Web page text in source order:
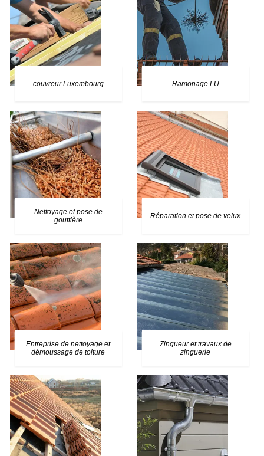
couvreur Luxembourg Ramonage LU
Nettoyage et pose de
gouttière
Réparation et pose de velux
Entreprise de nettoyage et
démoussage de toiture
Zingueur et travaux de
zinguerie